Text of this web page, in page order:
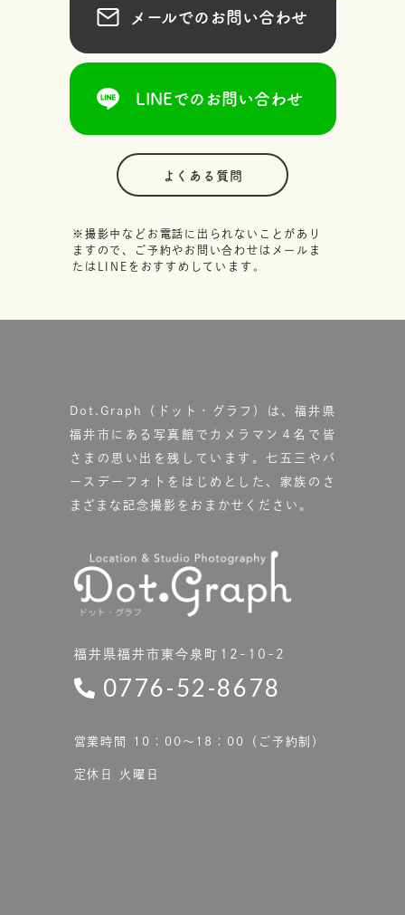
メールでのお問い合わせ
LINEでのお問い合わせ
よくある質問
※撮影中などお電話に出られないことがあり
ますので、ご予約やお問い合わせはメールま
たはLINEをおすすめしています。
Dot.Graph（ドット・グラフ）は、福井県
福井市にある写真館で カメラマン４名で皆
さまの思い出を残しています。七五三やバ
ースデーフォトをはじめとした、家族のさ
まざまな記念撮影をおまかせください。
福井県福井市東今泉町12-10-2
0776-52-8678
営業時間 10：00〜18：00（ご予約制）
定休日 火曜日